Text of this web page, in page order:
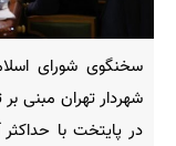
سخنگوی شورای
شهردار تهران مبنی
در پایتخت با